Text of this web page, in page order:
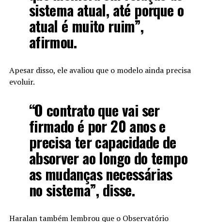
sistema atual, até porque o
atual é muito ruim”,
afirmou.
Apesar disso, ele avaliou que o modelo ainda precisa
evoluir.
“O contrato que vai ser
firmado é por 20 anos e
precisa ter capacidade de
absorver ao longo do tempo
as mudanças necessárias
no sistema”, disse.
Haralan também lembrou que o Observatório